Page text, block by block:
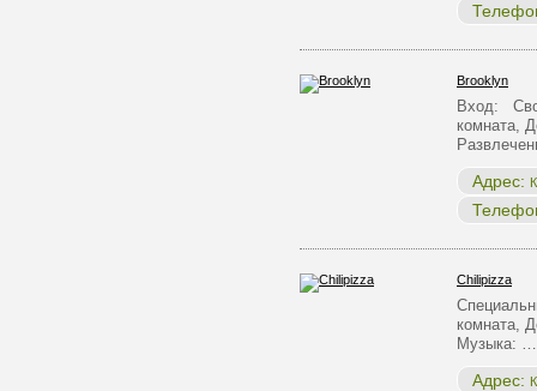
Brooklyn
Вход:
комната,
Адрес:
Chilipizza
комната,
Музыка: …
Адрес: